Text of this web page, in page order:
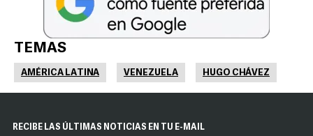
TEMAS
AMÉRICA LATINA VENEZUELA HUGO CHÁVEZ
RECIBE LAS ÚLTIMAS NOTICIAS EN TU E-MAIL